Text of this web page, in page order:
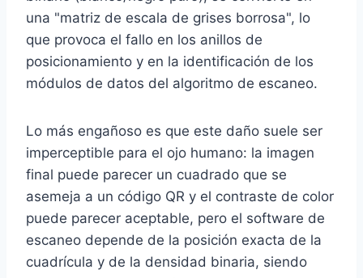
una "matriz de escala de grises borrosa", lo
que provoca el fallo en los anillos de
posicionamiento y en la identificación de los
módulos de datos del algoritmo de escaneo.
Lo más engañoso es que este daño suele ser
imperceptible para el ojo humano: la imagen
final puede parecer un cuadrado que se
asemeja a un código QR y el contraste de color
puede parecer aceptable, pero el software de
escaneo depende de la posición exacta de la
cuadrícula y de la densidad binaria, siendo